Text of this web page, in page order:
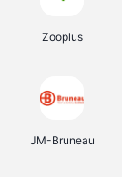
Zooplus
JM-Bruneau